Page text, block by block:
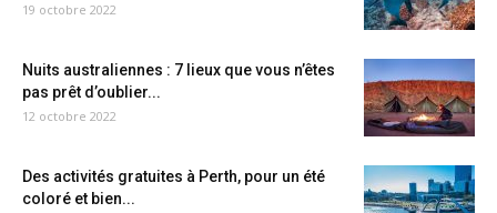
19 octobre 2022
Nuits australiennes : 7 lieux que vous n’êtes
pas prêt d’oublier...
12 octobre 2022
Des activités gratuites à Perth, pour un été
coloré et bien...